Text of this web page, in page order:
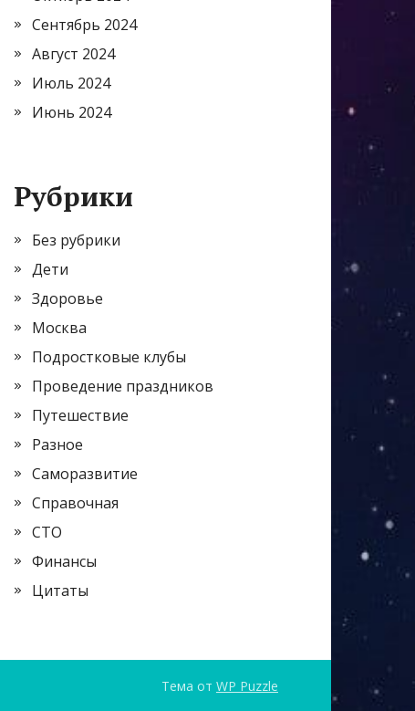
Сентябрь 2024
Август 2024
Июль 2024
Июнь 2024
Рубрики
Без рубрики
Дети
Здоровье
Москва
Подростковые клубы
Проведение праздников
Путешествие
Разное
Саморазвитие
Справочная
СТО
Финансы
Цитаты
Тема от WP Puzzle